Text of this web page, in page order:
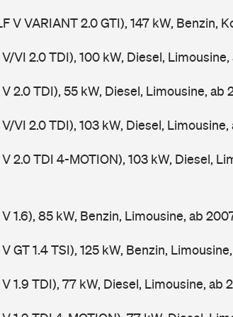
V VARIANT 2.0 GTI), 147 kW, Benzin,
V/VI 2.0 TDI), 100 kW, Diesel,
V 2.0 TDI), 55 kW, Diesel, Limousine, ab
V/VI 2.0 TDI), 103 kW, Diesel,
V 2.0 TDI 4-MOTION), 103 kW, Diesel,
V 1.6), 85 kW, Benzin, Limousine, ab
GT 1.4 TSI), 125 kW, Benzin,
V 1.9 TDI), 77 kW, Diesel, Limousine, ab